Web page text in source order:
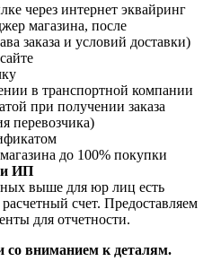
через интернет эквайринг
магазина, после
заказа и условий доставки)
в транспортной компании
при получении заказа
перевозчика)
до 100% покупки
и ИП
выше для юр лиц есть
счет. Предоставляем
для отчетности.
со вниманием к деталям.